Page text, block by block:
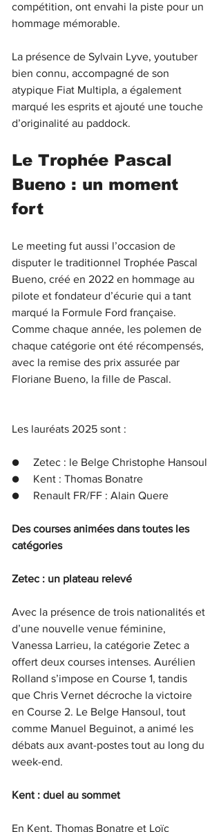
compétition, ont envahi la piste pour un
hommage mémorable.
La présence de Sylvain Lyve, youtuber
bien connu, accompagné de son
atypique Fiat Multipla, a également
marqué les esprits et ajouté une touche
d’originalité au paddock.
Le Trophée Pascal
Bueno : un moment
fort
Le meeting fut aussi l’occasion de
disputer le traditionnel Trophée Pascal
Bueno, créé en 2022 en hommage au
pilote et fondateur d’écurie qui a tant
marqué la Formule Ford française.
Comme chaque année, les polemen de
chaque catégorie ont été récompensés,
avec la remise des prix assurée par
Floriane Bueno, la fille de Pascal.
Les lauréats 2025 sont :
●     Zetec : le Belge Christophe Hansoul
●     Kent : Thomas Bonatre
●     Renault FR/FF : Alain Quere
Des courses animées dans toutes les
catégories
Zetec : un plateau relevé
Avec la présence de trois nationalités et
d’une nouvelle venue féminine,
Vanessa Larrieu, la catégorie Zetec a
offert deux courses intenses. Aurélien
Rolland s’impose en Course 1, tandis
que Chris Vernet décroche la victoire
en Course 2. Le Belge Hansoul, tout
comme Manuel Beguinot, a animé les
débats aux avant-postes tout au long du
week-end.
Kent : duel au sommet
En Kent, Thomas Bonatre et Loïc